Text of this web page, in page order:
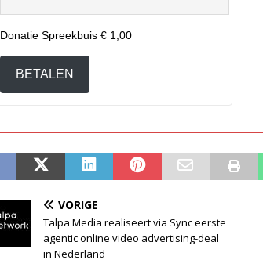
Donatie Spreekbuis € 1,00
BETALEN
VORIGE
Talpa Media realiseert via Sync eerste
agentic online video advertising-deal
in Nederland